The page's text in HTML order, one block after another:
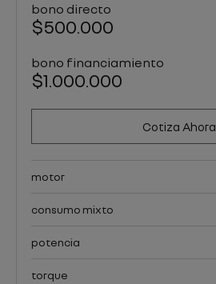
bono directo
$500.000
bono financiamiento
$1.000.000
Cotiza Ahora
motor
consumo mixto
potencia
torque